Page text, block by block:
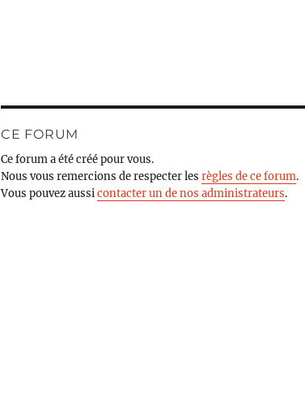
CE FORUM
Ce forum a été créé pour vous.
Nous vous remercions de respecter lesrègles de ce forum.
Vous pouvez aussicontacter un de nos administrateurs.